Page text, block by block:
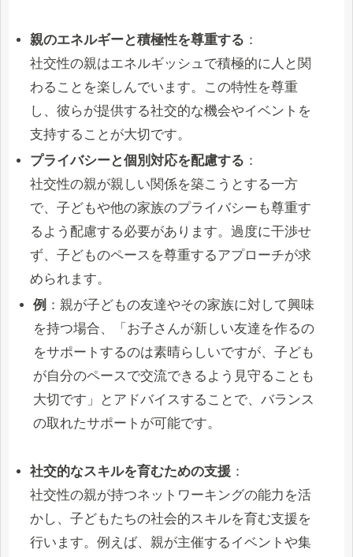
親のエネルギーと積極性を尊重する ：
社交性の親はエネルギッシュで積極的に人と関
わることを楽しんでいます。この特性を尊重
し、彼らが提供する社交的な機会やイベントを
支持することが大切です。
プライバシーと個別対応を配慮する ：
社交性の親が親しい関係を築こうとする一方
で、子どもや他の家族のプライバシーも尊重す
るよう配慮する必要があります。過度に干渉せ
ず、子どものペースを尊重するアプローチが求
められます。
例 ：親が子どもの友達やその家族に対して興味
を持つ場合、「お子さんが新しい友達を作るの
をサポートするのは素晴らしいですが、子ども
が自分のペースで交流できるよう見守ることも
大切です」とアドバイスすることで、バランス
の取れたサポートが可能です。
社交的なスキルを育むための支援 ：
社交性の親が持つネットワーキングの能力を活
かし、子どもたちの社会的スキルを育む支援を
行います。例えば、親が主催するイベントや集